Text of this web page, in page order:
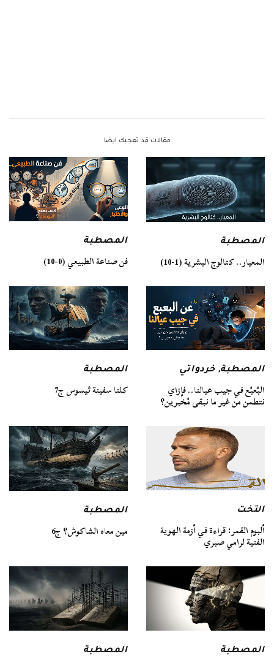
مقالات قد تعجبك ايضا
المصطبة
المعيار.. كتالوج البشرية (1-10)
المصطبة
فن صناعة الطبيعي (0-10)
المصطبة,خردواتي
البُعبُع في جيب عيالنا.. فإزاي
نتطمن من غير ما نبقى مُخبرين؟
المصطبة
كلنا سفينة ثيسوس ج7
التخت
ألبوم القمر: قراءة في أزمة الهوية
الفنية لرامي صبري
المصطبة
مين معاه الشاكوش؟ ج6
المصطبة المصطبة